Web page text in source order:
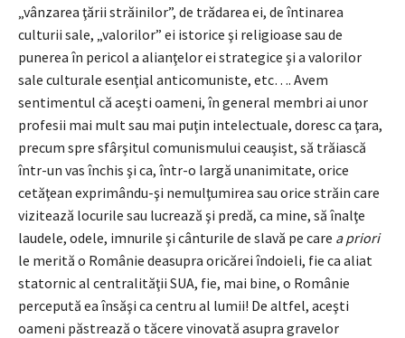
„vânzarea ţării străinilor”, de trădarea ei, de întinarea
culturii sale, „valorilor” ei istorice şi religioase sau de
punerea în pericol a alianţelor ei strategice şi a valorilor
sale culturale esenţial anticomuniste, etc…. Avem
sentimentul că aceşti oameni, în general membri ai unor
profesii mai mult sau mai puţin intelectuale, doresc ca ţara,
precum spre sfârşitul comunismului ceauşist, să trăiască
într-un vas închis şi ca, într-o largă unanimitate, orice
cetăţean exprimându-şi nemulţumirea sau orice străin care
vizitează locurile sau lucrează şi predă, ca mine, să înalţe
laudele, odele, imnurile şi cânturile de slavă pe care a priori
le merită o Românie deasupra oricărei îndoieli, fie ca aliat
statornic al centralităţii SUA, fie, mai bine, o Românie
percepută ea însăşi ca centru al lumii! De altfel, aceşti
oameni păstrează o tăcere vinovată asupra gravelor